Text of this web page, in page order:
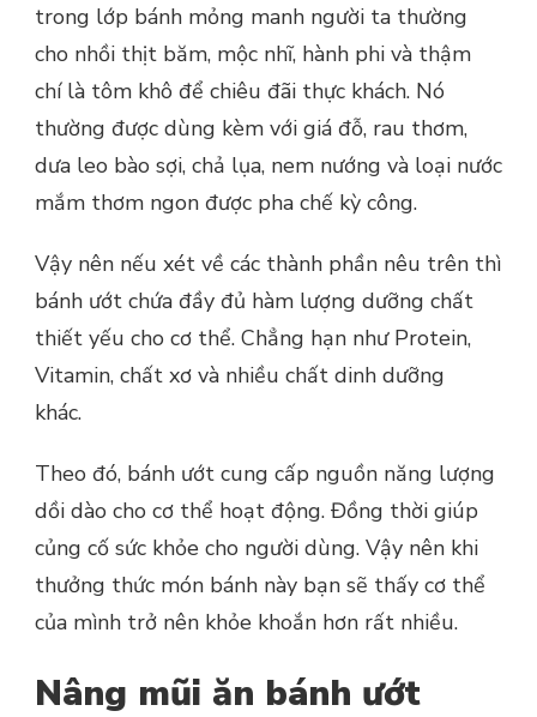
trong lớp bánh mỏng manh người ta thường
cho nhồi thịt băm, mộc nhĩ, hành phi và thậm
chí là tôm khô để chiêu đãi thực khách. Nó
thường được dùng kèm với giá đỗ, rau thơm,
dưa leo bào sợi, chả lụa, nem nướng và loại nước
mắm thơm ngon được pha chế kỳ công.
Vậy nên nếu xét về các thành phần nêu trên thì
bánh ướt chứa đầy đủ hàm lượng dưỡng chất
thiết yếu cho cơ thể. Chẳng hạn như Protein,
Vitamin, chất xơ và nhiều chất dinh dưỡng
khác.
Theo đó, bánh ướt cung cấp nguồn năng lượng
dồi dào cho cơ thể hoạt động. Đồng thời giúp
củng cố sức khỏe cho người dùng. Vậy nên khi
thưởng thức món bánh này bạn sẽ thấy cơ thể
của mình trở nên khỏe khoắn hơn rất nhiều.
Nâng mũi ăn bánh ướt